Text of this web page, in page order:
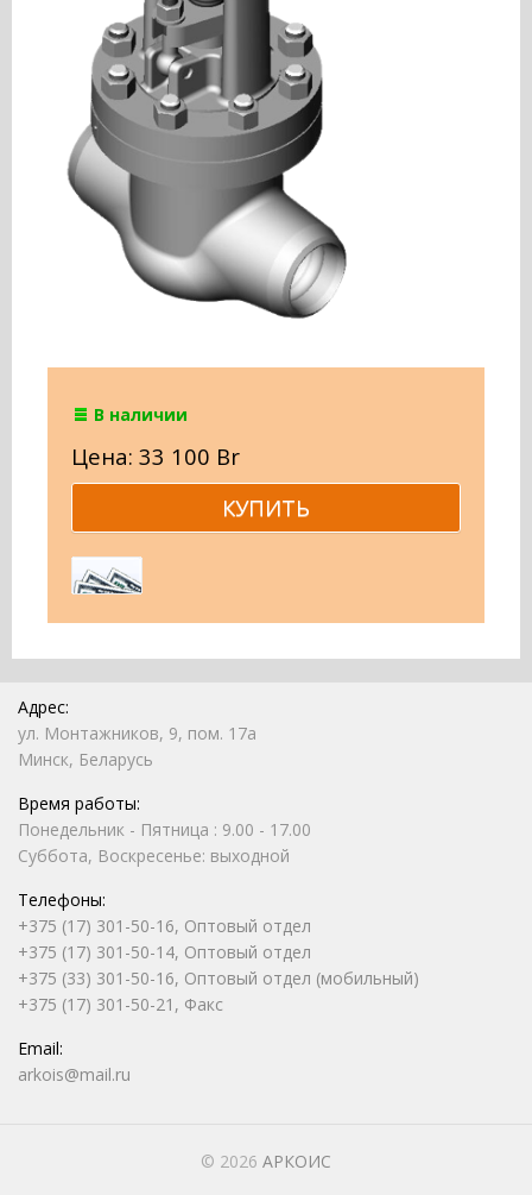
В наличии
Цена: 33 100 Br
Адрес:
ул. Монтажников, 9, пом. 17а
Минск, Беларусь
Время работы:
Понедельник - Пятница : 9.00 - 17.00
Суббота, Воскресенье: выходной
Телефоны:
+375 (17) 301-50-16, Оптовый отдел
+375 (17) 301-50-14, Оптовый отдел
+375 (33) 301-50-16, Оптовый отдел (мобильный)
+375 (17) 301-50-21, Факс
Email:
arkois@mail.ru
© 2026 АРКОИС